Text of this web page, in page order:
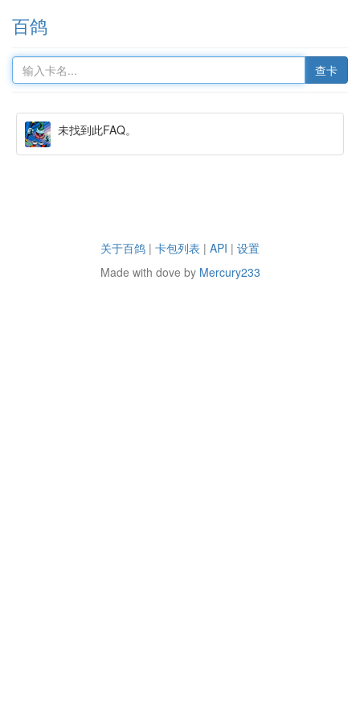
百鸽
查卡
未找到此FAQ。
关于百鸽 | 卡包列表 | API | 设置
Made with dove by Mercury233